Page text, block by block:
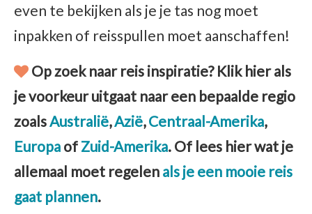
even te bekijken als je je tas nog moet
inpakken of reisspullen moet aanschaffen!
Op zoek naar reis inspiratie? Klik hier als
je voorkeur uitgaat naar een bepaalde regio
zoalsAustralië,Azië,Centraal-Amerika,
Europa of Zuid-Amerika. Of lees hier wat je
allemaal moet regelen als je een mooie reis
gaat plannen.